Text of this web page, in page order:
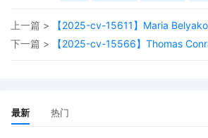
上一篇 >
【2025-cv-15611】Maria
下一篇 >
【2025-cv-15566】Thomas
最新 热门